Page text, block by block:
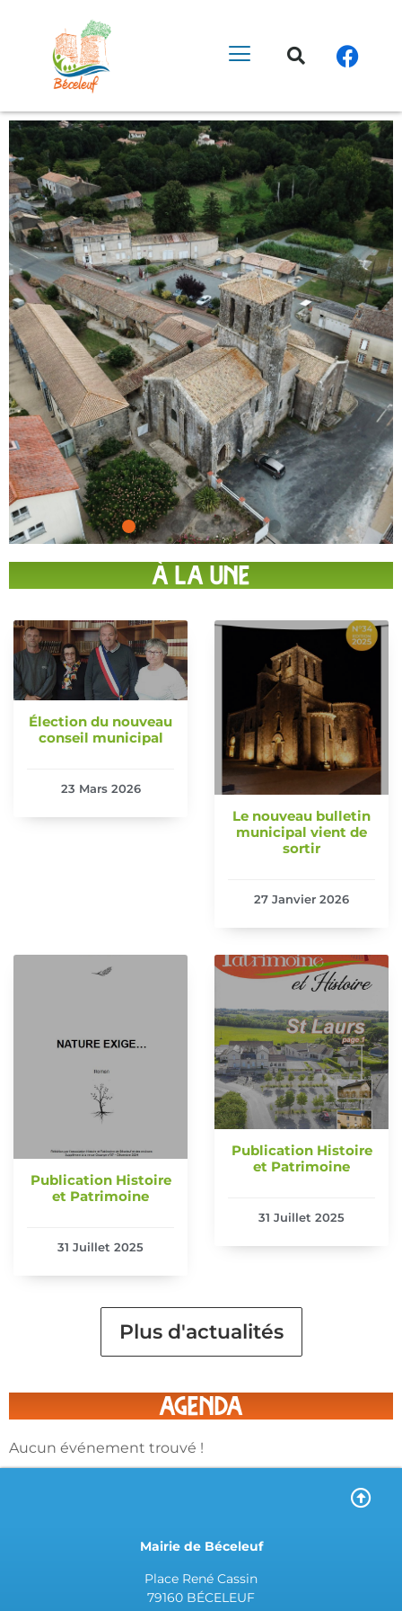
À LA UNE
Élection du nouveau
conseil municipal
23 Mars 2026
Le nouveau bulletin
municipal vient de
sortir
27 Janvier 2026
Publication Histoire
et Patrimoine
31 Juillet 2025
Publication Histoire
et Patrimoine
31 Juillet 2025
Plus d'actualités
agenda
Aucun événement trouvé !
Mairie de Béceleuf
Place René Cassin
79160 BÉCELEUF